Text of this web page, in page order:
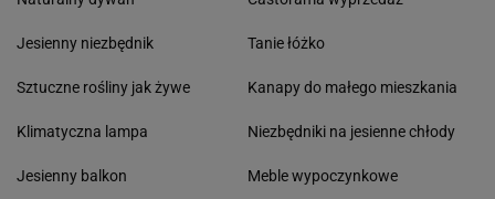
Jesienny niezbędnik
Sztuczne rośliny jak żywe
Klimatyczna lampa
Jesienny balkon
Tanie łóżko
Kanapy do małego mieszkania
Niezbędniki na jesienne chłody
Meble wypoczynkowe